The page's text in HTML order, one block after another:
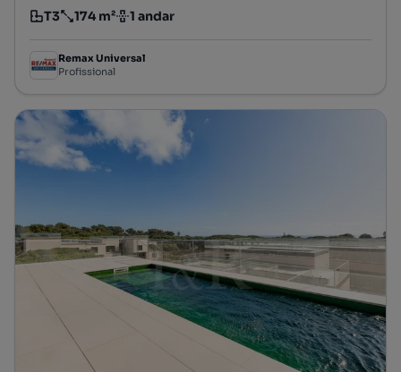
Tipologia
T3
Preço por metro quadrado
174 m²
Andar 1 andar
Remax Universal
Profissional